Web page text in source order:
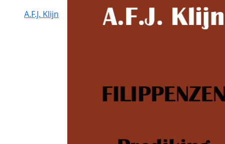
A.F.J. Klijn